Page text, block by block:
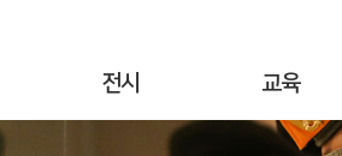
전시 교육